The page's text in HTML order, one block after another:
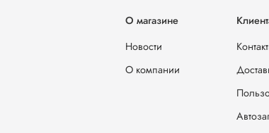
О магазине
Новости
О компании